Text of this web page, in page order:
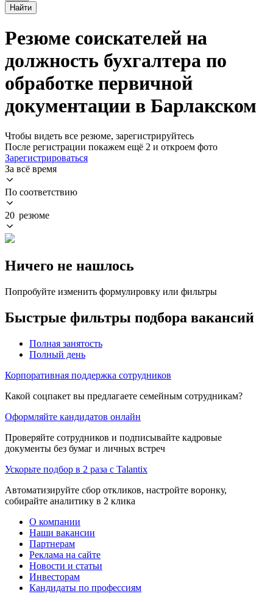
Найти
Резюме соискателей на
должность бухгалтера по
обработке первичной
документации в Барлакском
Чтобы видеть все резюме, зарегистрируйтесь
После регистрации покажем ещё 2 и откроем фото
Зарегистрироваться
За всё время
По соответствию
20 резюме
Ничего не нашлось
Попробуйте изменить формулировку или фильтры
Быстрые фильтры подбора вакансий
Полная занятость
Полный день
Корпоративная поддержка сотрудников
Какой соцпакет вы предлагаете семейным сотрудникам?
Оформляйте кандидатов онлайн
Проверяйте сотрудников и подписывайте кадровые
документы без бумаг и личных встреч
Ускорьте подбор в 2 раза с Talantix
Автоматизируйте сбор откликов, настройте воронку,
собирайте аналитику в 2 клика
О компании
Наши вакансии
Партнерам
Реклама на сайте
Новости и статьи
Инвесторам
Кандидаты по профессиям